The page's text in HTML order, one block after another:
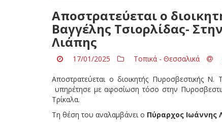
Αποστρατεύεται ο
Βαγγέλης Τσιορλίδας-
Λιάπης
17/01/2025 Τοπικά - Θεσσαλικά
Αποστρατεύεται ο διοικητής Πυροσβεστικής Ν.
υπηρέτησε με αφοσίωση τόσο στην
Τρίκαλα.
Τη θέση του αναλαμβάνει ο Πύραρχος Ιωάννης